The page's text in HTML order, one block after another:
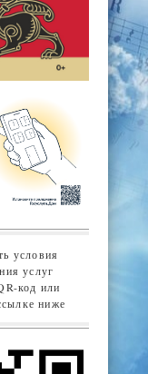
условия
услуг
код или
ниже